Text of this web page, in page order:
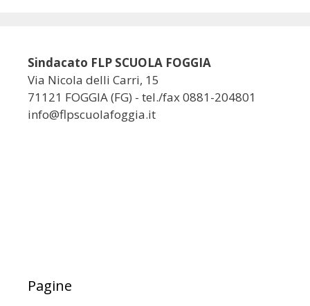
Sindacato FLP SCUOLA FOGGIA
Via Nicola delli Carri, 15
71121 FOGGIA (FG) - tel./fax 0881-204801
info@flpscuolafoggia.it
Pagine